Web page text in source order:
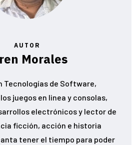
AUTOR
Morales
Tecnologías de Software,
juegos en linea y consolas,
electrónicos y lector de
ficción, acción e historia
tener el tiempo para poder